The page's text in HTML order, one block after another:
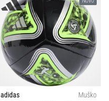
adidas
Muško